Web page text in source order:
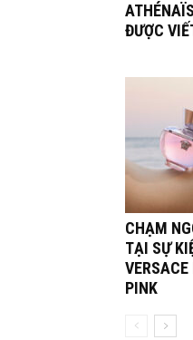
ĐƯỢC
CHẠM
TẠI SỰ
PINK